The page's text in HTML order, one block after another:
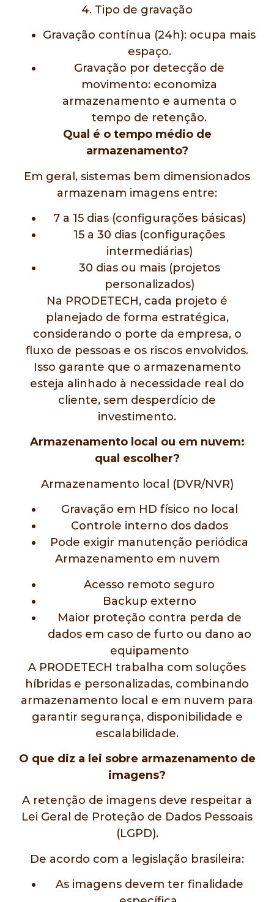
4. Tipo de gravação
Gravação contínua (24h): ocupa mais
espaço.
Gravação por detecção de
movimento: economiza
armazenamento e aumenta o
tempo de retenção.
Qual é o tempo médio de
armazenamento?
Em geral, sistemas bem dimensionados
armazenam imagens entre:
7 a 15 dias (configurações básicas)
15 a 30 dias (configurações
intermediárias)
30 dias ou mais (projetos
personalizados)
Na PRODETECH, cada projeto é
planejado de forma estratégica,
considerando o porte da empresa, o
fluxo de pessoas e os riscos envolvidos.
Isso garante que o armazenamento
esteja alinhado à necessidade real do
cliente, sem desperdício de
investimento.
Armazenamento local ou em nuvem:
qual escolher?
Armazenamento local (DVR/NVR)
Gravação em HD físico no local
Controle interno dos dados
Pode exigir manutenção periódica
Armazenamento em nuvem
Acesso remoto seguro
Backup externo
Maior proteção contra perda de
dados em caso de furto ou dano ao
equipamento
A PRODETECH trabalha com soluções
híbridas e personalizadas, combinando
armazenamento local e em nuvem para
garantir segurança, disponibilidade e
escalabilidade.
O que diz a lei sobre armazenamento de
imagens?
A retenção de imagens deve respeitar a
Lei Geral de Proteção de Dados Pessoais
(LGPD).
De acordo com a legislação brasileira:
As imagens devem ter finalidade